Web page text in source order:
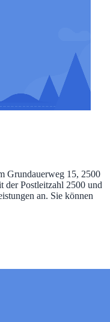
Grundauerweg 15, 2500
der Postleitzahl 2500 und
an. Sie können